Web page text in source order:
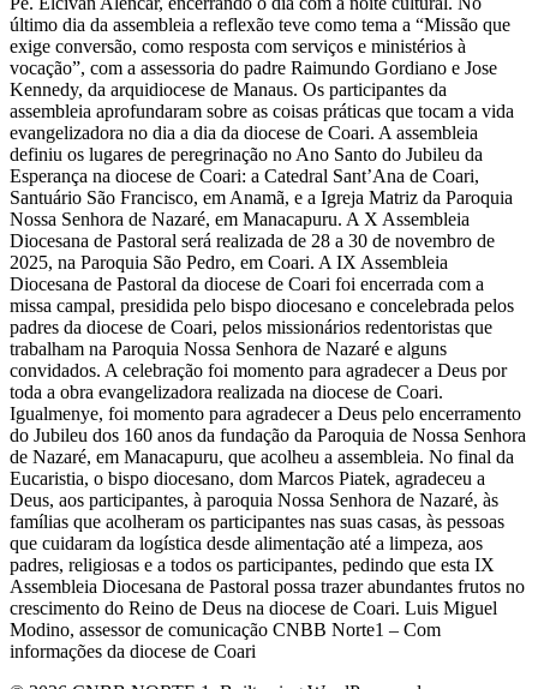
último dia da assembleia a reflexão teve como tema a “Missão que
exige conversão, como resposta com serviços e ministérios à
vocação”, com a assessoria do padre Raimundo Gordiano e Jose
Kennedy, da arquidiocese de Manaus. Os participantes da
assembleia aprofundaram sobre as coisas práticas que tocam a vida
evangelizadora no dia a dia da diocese de Coari. A assembleia
definiu os lugares de peregrinação no Ano Santo do Jubileu da
Esperança na diocese de Coari: a Catedral Sant’Ana de Coari,
Santuário São Francisco, em Anamã, e a Igreja Matriz da Paroquia
Nossa Senhora de Nazaré, em Manacapuru. A X Assembleia
Diocesana de Pastoral será realizada de 28 a 30 de novembro de
2025, na Paroquia São Pedro, em Coari. A IX Assembleia
Diocesana de Pastoral da diocese de Coari foi encerrada com a
missa campal, presidida pelo bispo diocesano e concelebrada pelos
padres da diocese de Coari, pelos missionários redentoristas que
trabalham na Paroquia Nossa Senhora de Nazaré e alguns
convidados. A celebração foi momento para agradecer a Deus por
toda a obra evangelizadora realizada na diocese de Coari.
Igualmenye, foi momento para agradecer a Deus pelo encerramento
do Jubileu dos 160 anos da fundação da Paroquia de Nossa Senhora
de Nazaré, em Manacapuru, que acolheu a assembleia. No final da
Eucaristia, o bispo diocesano, dom Marcos Piatek, agradeceu a
Deus, aos participantes, à paroquia Nossa Senhora de Nazaré, às
famílias que acolheram os participantes nas suas casas, às pessoas
que cuidaram da logística desde alimentação até a limpeza, aos
padres, religiosas e a todos os participantes, pedindo que esta IX
Assembleia Diocesana de Pastoral possa trazer abundantes frutos no
crescimento do Reino de Deus na diocese de Coari. Luis Miguel
Modino, assessor de comunicação CNBB Norte1 – Com
informações da diocese de Coari